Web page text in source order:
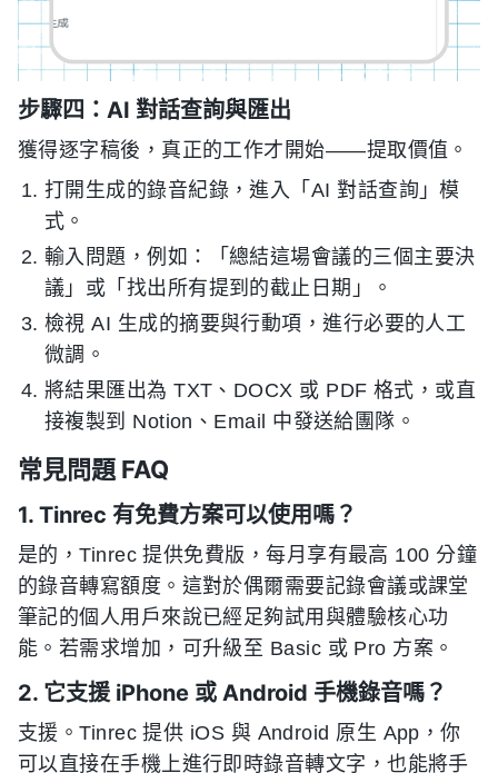
步驟四：AI 對話查詢與匯出
獲得逐字稿後，真正的工作才開始——提取價值。
打開生成的錄音紀錄，進入「AI 對話查詢」模
式。
輸入問題，例如：「總結這場會議的三個主要決
議」或「找出所有提到的截止日期」。
檢視 AI 生成的摘要與行動項，進行必要的人工
微調。
將結果匯出為 TXT、DOCX 或 PDF 格式，或直
接複製到 Notion、Email 中發送給團隊。
常見問題 FAQ
1. Tinrec 有免費方案可以使用嗎？
是的，Tinrec 提供免費版，每月享有最高 100 分鐘
的錄音轉寫額度。這對於偶爾需要記錄會議或課堂
筆記的個人用戶來說已經足夠試用與體驗核心功
能。若需求增加，可升級至 Basic 或 Pro 方案。
2. 它支援 iPhone 或 Android 手機錄音嗎？
支援。Tinrec 提供 iOS 與 Android 原生 App，你
可以直接在手機上進行即時錄音轉文字，也能將手